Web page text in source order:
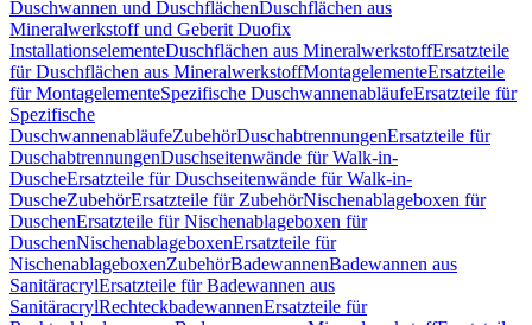
Duschwannen und DuschflächenDuschflächen aus
Mineralwerkstoff und Geberit Duofix
InstallationselementeDuschflächen aus MineralwerkstoffErsatzteile
für Duschflächen aus MineralwerkstoffMontagelementeErsatzteile
für MontagelementeSpezifische DuschwannenabläufeErsatzteile für
Spezifische
DuschwannenabläufeZubehörDuschabtrennungenErsatzteile für
DuschabtrennungenDuschseitenwände für Walk-in-
DuscheErsatzteile für Duschseitenwände für Walk-in-
DuscheZubehörErsatzteile für ZubehörNischenablageboxen für
DuschenErsatzteile für Nischenablageboxen für
DuschenNischenablageboxenErsatzteile für
NischenablageboxenZubehörBadewannenBadewannen aus
SanitäracrylErsatzteile für Badewannen aus
SanitäracrylRechteckbadewannenErsatzteile für